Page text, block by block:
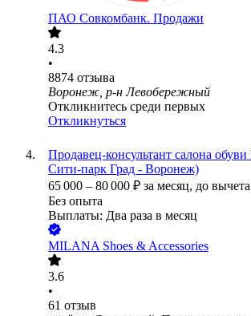
ПАО Совкомбанк. Продажи
4.3
•
8874 отзыва
Воронеж, р-н Левобережный
Откликнитесь среди первых
Откликнуться
Продавец-консультант салона
Сити-парк Град - Воронеж)
65 000 – 80 000 ₽ за месяц, до
Без опыта
Выплаты: Два раза в месяц
MILANA Shoes & Accessories
3.6
•
61 отзыв